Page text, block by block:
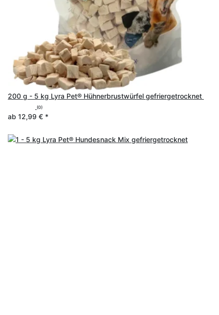
200 g - 5 kg Lyra Pet® Hühnerbrustwürfel gefriergetrocknet
(0)
ab 12,99 € *